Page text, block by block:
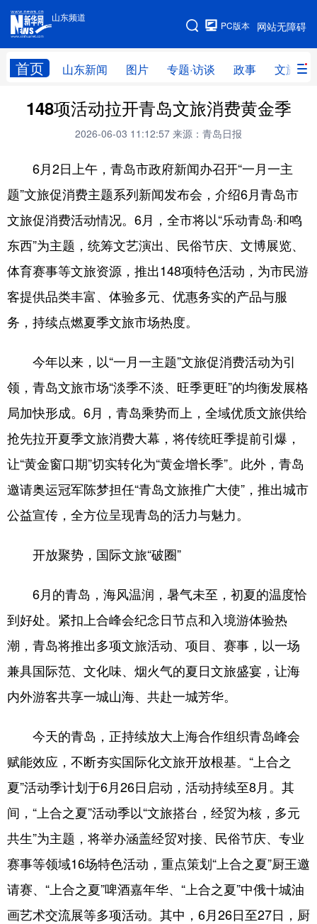
山东频道
网站无障碍
PC版本
首页 山东新闻 图片 专题·访谈 政事 文旅
手机版
网站地图
学习进行时 高层 时政 人事
财经 网评
台湾 思客智库 全球连线 教育
科技 科普 体育 文化
健康 军事 访谈 视频
图片 中央文件 金融 汽车
溯源中国 城市
亚太网 上市公司 投教基地
地方频道
首页 山东新闻 图片 专题·访谈
政事 文旅 社会民生
文娱 融媒秀
English Español Français عربى
Русский язык 日本語
148项活动拉开青岛文旅消费黄金季
2026-06-03 11:12:57 来源：青岛日报
6月2日上午，青岛市政府新闻办召开“一月一主
题”文旅促消费主题系列新闻发布会，介绍6月青岛市
文旅促消费活动情况。6月，全市将以“乐动青岛·和鸣
东西”为主题，统筹文艺演出、民俗节庆、文博展览、
体育赛事等文旅资源，推出148项特色活动，为市民游
客提供品类丰富、体验多元、优惠务实的产品与服
务，持续点燃夏季文旅市场热度。
今年以来，以“一月一主题”文旅促消费活动为引
领，青岛文旅市场“淡季不淡、旺季更旺”的均衡发展格
局加快形成。6月，青岛乘势而上，全域优质文旅供给
抢先拉开夏季文旅消费大幕，将传统旺季提前引爆，
让“黄金窗口期”切实转化为“黄金增长季”。此外，青岛
邀请奥运冠军陈梦担任“青岛文旅推广大使”，推出城市
公益宣传，全方位呈现青岛的活力与魅力。
开放聚势，国际文旅“破圈”
6月的青岛，海风温润，暑气未至，初夏的温度恰
到好处。紧扣上合峰会纪念日节点和入境游体验热
潮，青岛将推出多项文旅活动、项目、赛事，以一场
兼具国际范、文化味、烟火气的夏日文旅盛宴，让海
内外游客共享一城山海、共赴一城芳华。
今天的青岛，正持续放大上海合作组织青岛峰会
赋能效应，不断夯实国际化文旅开放根基。“上合之
夏”活动季计划于6月26日启动，活动持续至8月。其
间，“上合之夏”活动季以“文旅搭台，经贸为核，多元
共生”为主题，将举办涵盖经贸对接、民俗节庆、专业
赛事等领域16场特色活动，重点策划“上合之夏”厨王邀
请赛、“上合之夏”啤酒嘉年华、“上合之夏”中俄十城油
画艺术交流展等多项活动。其中，6月26日至27日，厨